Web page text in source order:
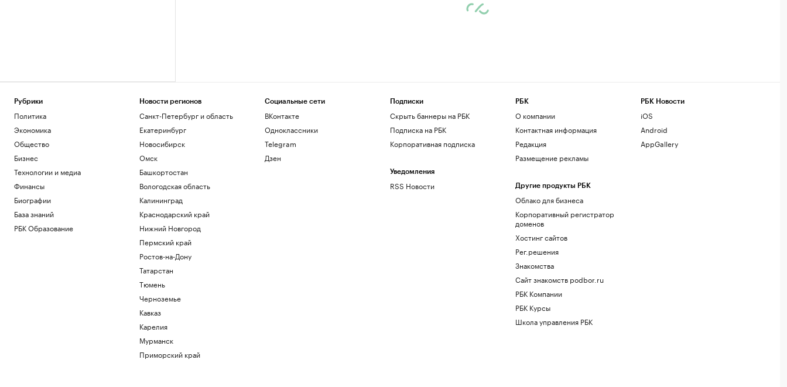
Рубрики
Политика
Экономика
Общество
Бизнес
Технологии и медиа
Финансы
Биографии
База знаний
РБК Образование
Новости регионов
Санкт-Петербург и область
Екатеринбург
Новосибирск
Омск
Башкортостан
Вологодская область
Калининград
Краснодарский край
Нижний Новгород
Пермский край
Ростов-на-Дону
Татарстан
Тюмень
Черноземье
Кавказ
Карелия
Мурманск
Приморский край
Социальные сети
ВКонтакте
Одноклассники
Telegram
Дзен
Подписки
Скрыть баннеры на РБК
Подписка на РБК
Корпоративная подписка
Уведомления
RSS Новости
РБК
О компании
Контактная информация
Редакция
Размещение рекламы
Другие продукты РБК
Облако для бизнеса
Корпоративный регистратор
доменов
Хостинг сайтов
Рег.решения
Знакомства
Сайт знакомств podbor.ru
РБК Компании
РБК Курсы
Школа управления РБК
РБК Новости
iOS
Android
AppGallery